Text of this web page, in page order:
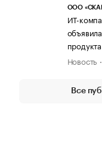
ООО
ИТ-
Новость
Все